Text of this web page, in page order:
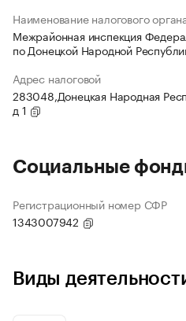
Наименование налогового
Межрайонная инспекция
по Донецкой Народной
Адрес налоговой
283048,Донецкая Народная
д 1
Социальные
Регистрационный номер СФР
1343007942
Виды